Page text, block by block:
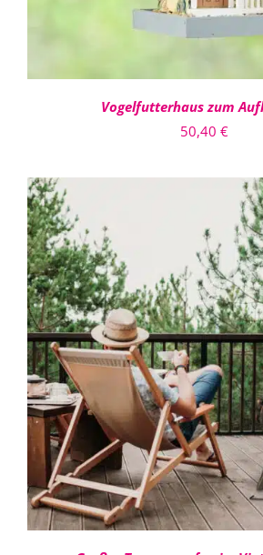
Vogelfutterhaus zum
50,40 €
IN DEN WARENKORB
DETAILS